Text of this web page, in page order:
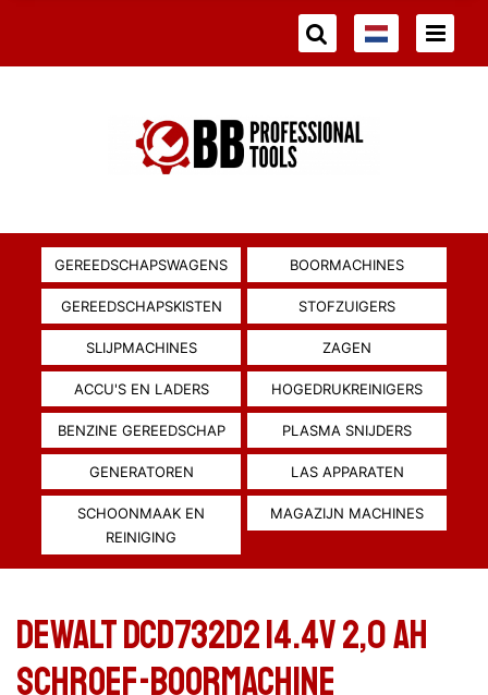
GEREEDSCHAPSWAGENS BOORMACHINES
GEREEDSCHAPSKISTEN STOFZUIGERS
SLIJPMACHINES ZAGEN
ACCU'S EN LADERS HOGEDRUKREINIGERS
BENZINE GEREEDSCHAP PLASMA SNIJDERS
GENERATOREN LAS APPARATEN
SCHOONMAAK EN
REINIGING
MAGAZIJN MACHINES
Dewalt DCD732D2 14.4V 2,0 AH
Schroef-boormachine